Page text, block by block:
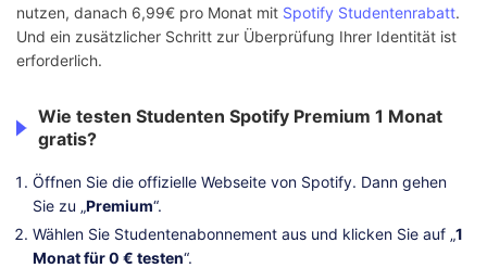
nutzen, danach 6,99€ pro Monat mit Spotify Studentenrabatt.
Und ein zusätzlicher Schritt zur Überprüfung Ihrer Identität ist
erforderlich.
Wie testen Studenten Spotify Premium 1 Monat
gratis?
Öffnen Sie die offizielle Webseite von Spotify. Dann gehen
Sie zu „Premium“.
Wählen Sie Studentenabonnement aus und klicken Sie auf „1
Monat für 0 € testen“.